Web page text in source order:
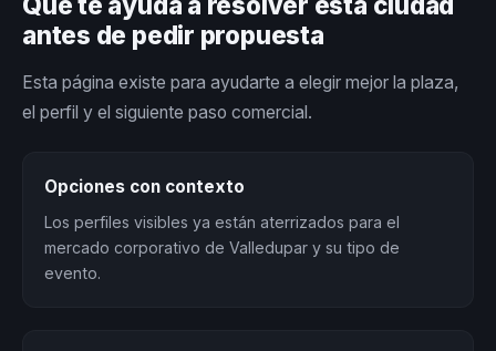
antes de pedir propuesta
Esta página existe para ayudarte a elegir mejor la plaza,
el perfil y el siguiente paso comercial.
Opciones con contexto
Los perfiles visibles ya están aterrizados para el
mercado corporativo de Valledupar y su tipo de
evento.